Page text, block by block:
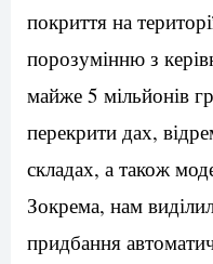
покриття на
порозумінню з
майже 5 мільйонів
перекрити дах,
складах, а також
Зокрема, нам
придбання